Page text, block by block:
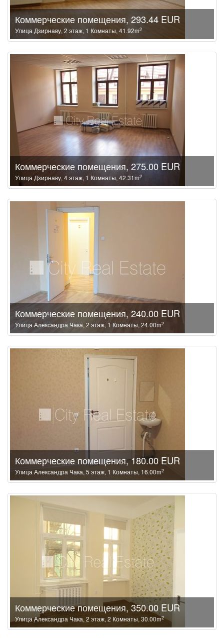
Коммерческие помещения, 293.44 EUR
Улица Дзирнаву, 2 этаж, 1 Комнаты, 41.92m2
Коммерческие помещения, 275.00 EUR
Улица Дзирнаву, 4 этаж, 1 Комнаты, 42.31m2
Коммерческие помещения, 240.00 EUR
Улица Александра Чака, 2 этаж, 1 Комнаты, 24.00m2
Коммерческие помещения, 180.00 EUR
Улица Александра Чака, 5 этаж, 1 Комнаты, 16.00m2
Коммерческие помещения, 350.00 EUR
Улица Александра Чака, 2 этаж, 2 Комнаты, 30.00m2